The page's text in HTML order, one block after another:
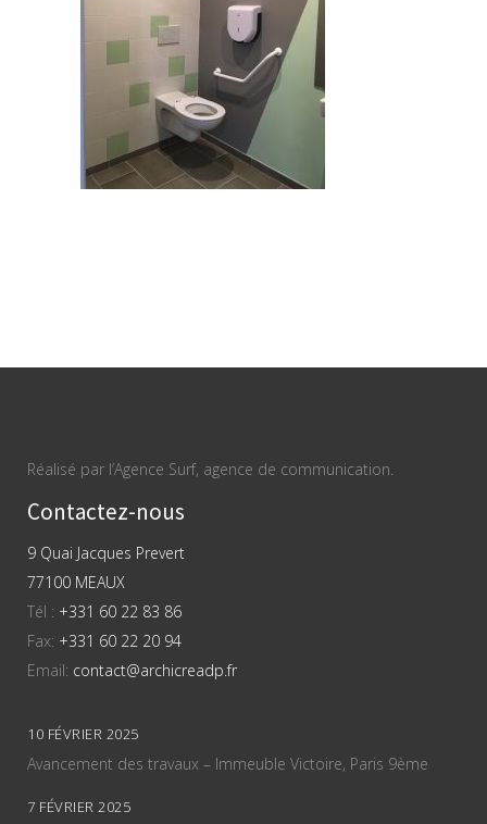
Réalisé par l’Agence Surf, agence de communication.
Contactez-nous
9 Quai Jacques Prevert
77100 MEAUX
Tél : +331 60 22 83 86
Fax: +331 60 22 20 94
Email: contact@archicreadp.fr
10 FÉVRIER 2025
Avancement des travaux – Immeuble Victoire, Paris 9ème
7 FÉVRIER 2025